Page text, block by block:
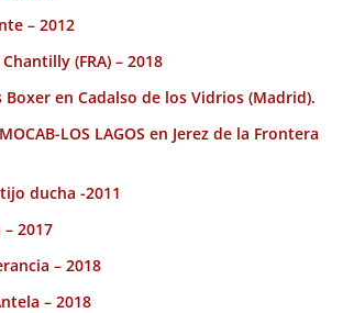
– 2012
(FRA) – 2018
Boxer en Cadalso de los Vidrios (Madrid).
LOS LAGOS en Jerez de la Frontera
ducha -2011
2017
– 2018
– 2018